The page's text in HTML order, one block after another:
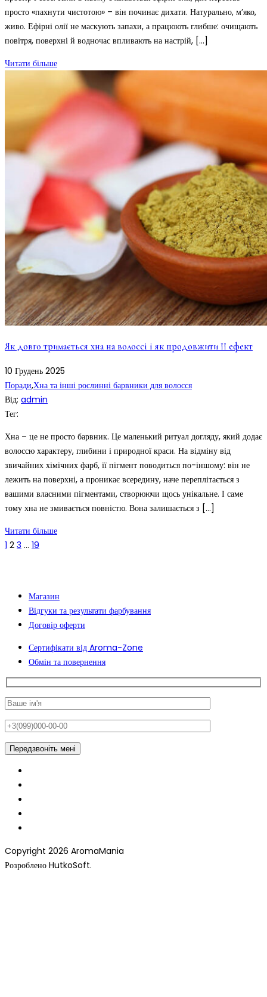
просто «пахнути чистотою» – він починає дихати. Натурально, м’яко,
живо. Ефірні олії не маскують запахи, а працюють глибше: очищають
повітря, поверхні й водночас впливають на настрій, […]
Читати більше
Як довго тримається хна на волоссі і як продовжити її ефект
10 Грудень 2025
Поради,Хна та інші рослинні барвники для волосся
Від: admin
Тег:
Хна – це не просто барвник. Це маленький ритуал догляду, який додає
волоссю характеру, глибини і природної краси. На відміну від
звичайних хімічних фарб, її пігмент поводиться по-іншому: він не
лежить на поверхні, а проникає всередину, наче переплітається з
вашими власними пігментами, створюючи щось унікальне. І саме
тому хна не змивається повністю. Вона залишається з […]
Читати більше
1 2 3 … 19
Магазин
Відгуки та результати фарбування
Договір оферти
Сертифікати від Aroma-Zone
Обмін та повернення
Copyright 2026 AromaMania
Розроблено HutkoSoft.